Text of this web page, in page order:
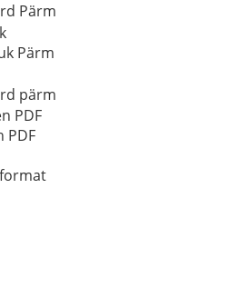
Pärm
Pärm
pärm
PDF